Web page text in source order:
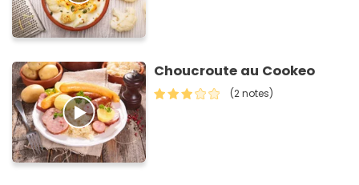
Choucroute au Cookeo
(2 notes)